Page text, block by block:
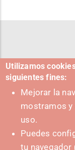
Utilizamos
siguientes fines:
Mejorar la
mostramos y
uso.
Puedes
tu navegador